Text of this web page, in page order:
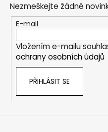
Nezmeškejte žádné
E-mail
Vložením e-mailu
ochrany osobních údajů
PŘIHLÁSIT SE